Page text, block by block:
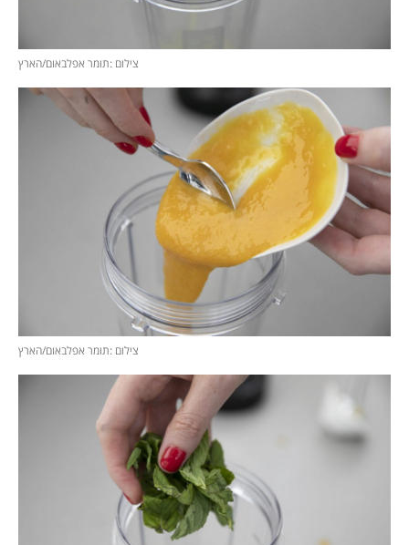
צילום :תומר אפלבאום/הארץ
צילום :תומר אפלבאום/הארץ